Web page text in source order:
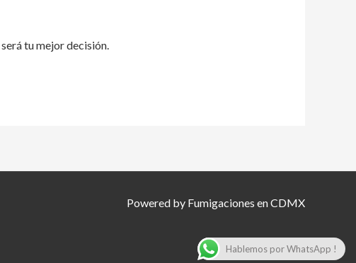
será tu mejor decisión.
Powered by Fumigaciones en CDMX
Hablemos por WhatsApp !